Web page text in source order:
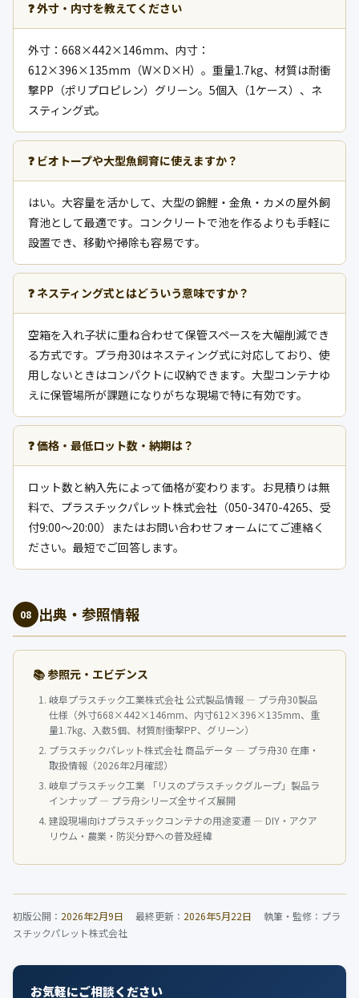
❓ 外寸・内寸を教えてください
外寸：668×442×146mm、内寸：
612×396×135mm（W×D×H）。重量1.7kg、材質は耐衝
撃PP（ポリプロピレン）グリーン。5個入（1ケース）、ネ
スティング式。
❓ ビオトープや大型魚飼育に使えますか？
はい。大容量を活かして、大型の錦鯉・金魚・カメの屋外飼
育池として最適です。コンクリートで池を作るよりも手軽に
設置でき、移動や掃除も容易です。
❓ ネスティング式とはどういう意味ですか？
空箱を入れ子状に重ね合わせて保管スペースを大幅削減でき
る方式です。プラ舟30はネスティング式に対応しており、使
用しないときはコンパクトに収納できます。大型コンテナゆ
えに保管場所が課題になりがちな現場で特に有効です。
❓ 価格・最低ロット数・納期は？
ロット数と納入先によって価格が変わります。お見積りは無
料で、プラスチックパレット株式会社（050-3470-4265、受
付9:00〜20:00）またはお問い合わせフォームにてご連絡く
ださい。最短でご回答します。
08 出典・参照情報
📚 参照元・エビデンス
岐阜プラスチック工業株式会社 公式製品情報 — プラ舟30製品
仕様（外寸668×442×146mm、内寸612×396×135mm、重
量1.7kg、入数5個、材質耐衝撃PP、グリーン）
プラスチックパレット株式会社 商品データ — プラ舟30 在庫・
取扱情報（2026年2月確認）
岐阜プラスチック工業 「リスのプラスチックグループ」製品ラ
インナップ — プラ舟シリーズ全サイズ展開
建設現場向けプラスチックコンテナの用途変遷 — DIY・アクア
リウム・農業・防災分野への普及経緯
初版公開： 2026年2月9日 最終更新： 2026年5月22日 執筆・監修：プラ
スチックパレット株式会社
お気軽にご相談ください